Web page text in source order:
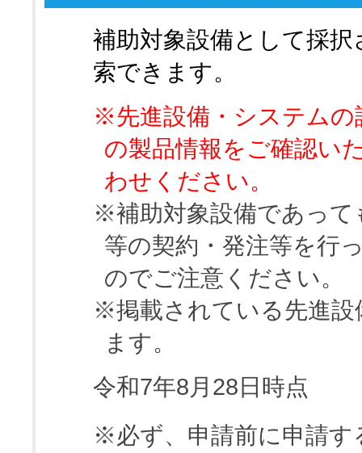
補助対象設備として採
索できます。
※先進設備・システムの
の製品情報をご確認い
わせください。
※補助対象設備であって
等の契約・発注等を行
のでご注意ください。
※掲載されている先進
ます。
令和7年8月28日時点
※必ず、申請前に申請